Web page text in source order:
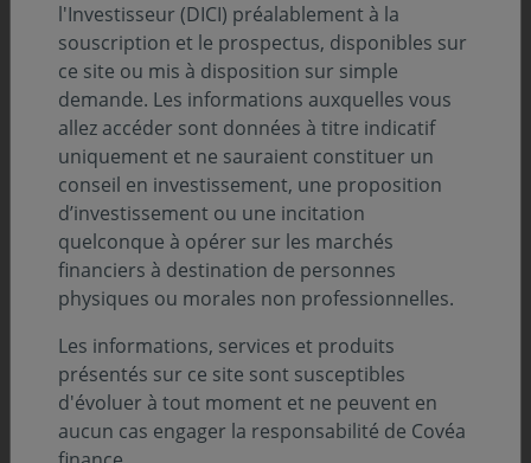
ACCÈS DIRECT
Description
Infos clés
Profil de risque (SRI) :
Niveau
1 Niveau
2 Niveau
3 Niveau
4 Niveau
5 Niveau
6
Durée de placement minimum conseillée :
2 ans
l'Investisseur (DICI) préalablement à la
souscription et le prospectus, disponibles sur
ce site ou mis à disposition sur simple
demande. Les informations auxquelles vous
allez accéder sont données à titre indicatif
uniquement et ne sauraient constituer un
conseil en investissement, une proposition
d’investissement ou une incitation
quelconque à opérer sur les marchés
financiers à destination de personnes
physiques ou morales non professionnelles.
Les informations, services et produits
présentés sur ce site sont susceptibles
d'évoluer à tout moment et ne peuvent en
aucun cas engager la responsabilité de Covéa